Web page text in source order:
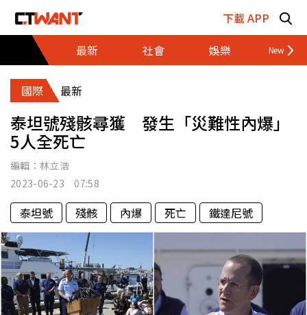
下載 APP
最新
社會 娛樂 財經
國際 最新
泰坦號殘骸尋獲 發生「災難性內爆」
5人全死亡
編輯： 林立浩
2023-06-23 07:58
泰坦號 殘骸 內爆 死亡 鐵達尼號